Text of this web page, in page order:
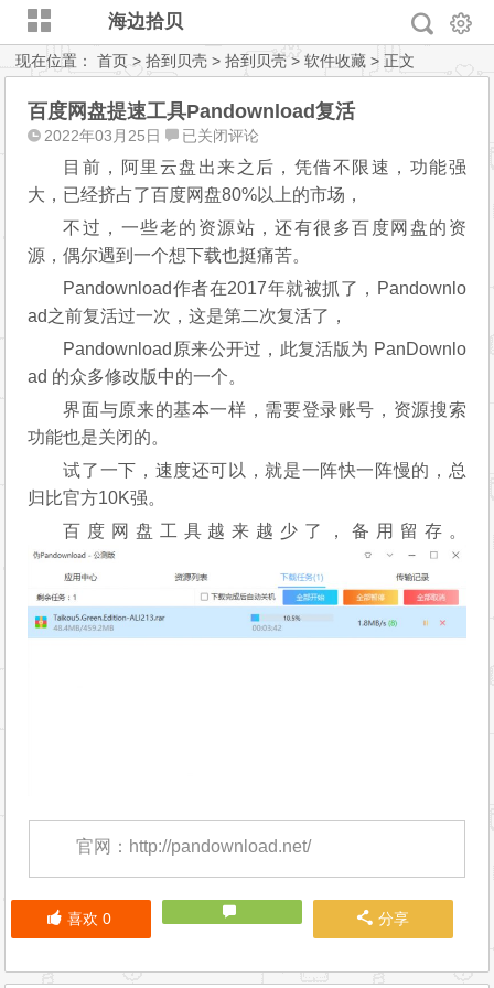
海边拾贝
现在位置：首页 >拾到贝壳 >拾到贝壳 >软件收藏 > 正文
百度网盘提速工具Pandownload复活
2022年03月25日
百
度
网
盘
提
速
工
Pandownload
复
活
已关闭评论
目前，阿里云盘出来之后，凭借不限速，功能强
大，已经挤占了百度网盘80%以上的市场，
不过，一些老的资源站，还有很多百度网盘的资
源，偶尔遇到一个想下载也挺痛苦。
Pandownload作者在2017年就被抓了，Pandownlo
ad之前复活过一次，这是第二次复活了，
Pandownload原来公开过，此复活版为 PanDownlo
ad 的众多修改版中的一个。
界面与原来的基本一样，需要登录账号，资源搜索
功能也是关闭的。
试了一下，速度还可以，就是一阵快一阵慢的，总
归比官方10K强。
百度网盘工具越来越少了，备用留存。
官网：http://pandownload.net/
喜欢 0 分享